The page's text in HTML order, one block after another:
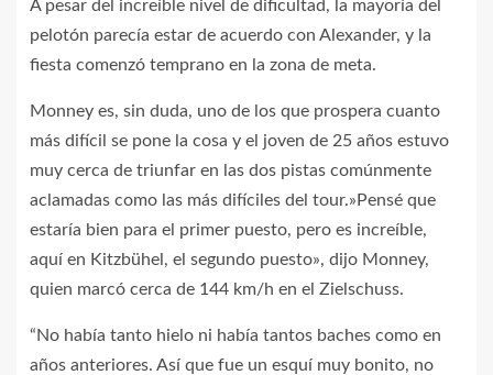
A pesar del increíble nivel de dificultad, la mayoría del
pelotón parecía estar de acuerdo con Alexander, y la
fiesta comenzó temprano en la zona de meta.
Monney es, sin duda, uno de los que prospera cuanto
más difícil se pone la cosa y el joven de 25 años estuvo
muy cerca de triunfar en las dos pistas comúnmente
aclamadas como las más difíciles del tour.»Pensé que
estaría bien para el primer puesto, pero es increíble,
aquí en Kitzbühel, el segundo puesto», dijo Monney,
quien marcó cerca de 144 km/h en el Zielschuss.
“No había tanto hielo ni había tantos baches como en
años anteriores. Así que fue un esquí muy bonito, no